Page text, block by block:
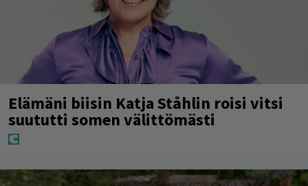
Elämäni biisin Katja Ståhlin roisi vitsi
suututti somen välittömästi